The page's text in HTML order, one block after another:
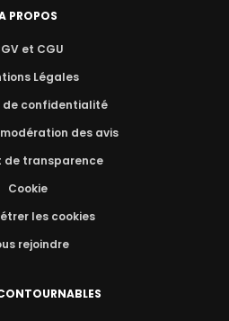
PROPOS
et CGU
Légales
de confidentialité
des avis
de transparence
Cookie
les cookies
rejoindre